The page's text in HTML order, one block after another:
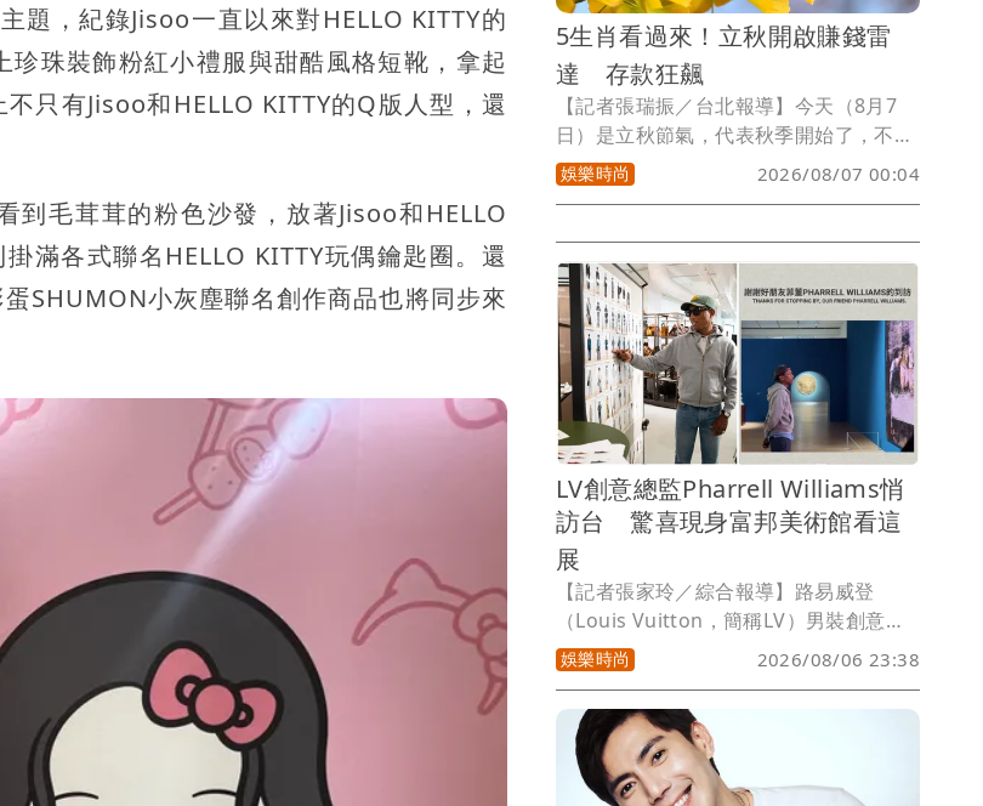
題，紀錄Jisoo一直以來對HELLO KITTY的
珠裝飾粉紅小禮服與甜酷風格短靴，拿起
只有Jisoo和HELLO KITTY的Q版人型，還
到毛茸茸的粉色沙發，放著Jisoo和HELLO
滿各式聯名HELLO KITTY玩偶鑰匙圈。還
SHUMON小灰塵聯名創作商品也將同步來
5生肖看過來！立秋開啟賺錢雷
達 存款狂飆
【記者張瑞振／台北報導】今天（8月7
日）是立秋節氣，代表秋季開始了，不
過，因台灣氣候依然炎熱，常有「秋老
虎」的現象，後續天氣才會漸漸轉涼，而
息，秋天本就是收割好時節，套用在錢包
上一點也沒錯，隨著節氣轉換，有些人的
賺錢雷達突然變得無比敏銳，迎來一波爆
發期，小孟塔羅雲蔚老師揭露以下5個生
肖能在這波換季黃金時刻把存款數字往上
衝。
娛樂時尚 2026/08/07 00:04
LV創意總監Pharrell Williams悄
訪台 驚喜現身富邦美術館看這
展
【記者張家玲／綜合報導】路易威登
（Louis Vuitton，簡稱LV）男裝創意總
監「菲董」Pharrell Williams悄悄現蹤台
灣！富邦美術館今在IG限時動態，分享了
菲董親臨欣賞展覽的照片，寫道「謝謝好
朋友菲董的到訪」，讓時尚迷又驚又喜。
娛樂時尚 2026/08/06 23:38